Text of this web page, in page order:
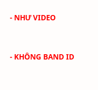
- NHƯ VIDEO
- KHÔNG BAND ID